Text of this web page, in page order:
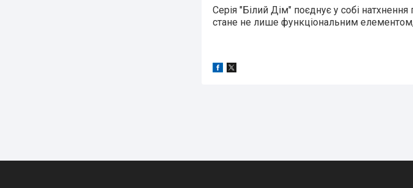
Серія "Білий Дім" поєднує у собі
стане не лише функціональним